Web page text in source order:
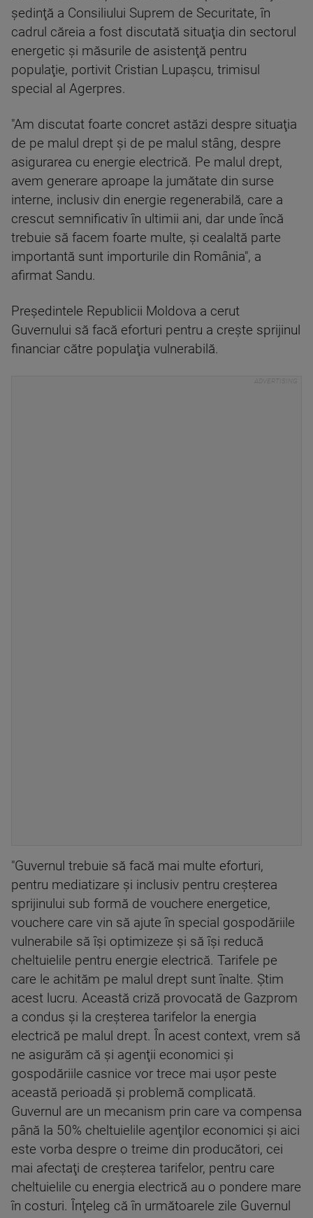
şedinţă a Consiliului Suprem de Securitate, în
cadrul căreia a fost discutată situaţia din sectorul
energetic şi măsurile de asistenţă pentru
populaţie, portivit Cristian Lupaşcu, trimisul
special al Agerpres.
"Am discutat foarte concret astăzi despre situaţia
de pe malul drept şi de pe malul stâng, despre
asigurarea cu energie electrică. Pe malul drept,
avem generare aproape la jumătate din surse
interne, inclusiv din energie regenerabilă, care a
crescut semnificativ în ultimii ani, dar unde încă
trebuie să facem foarte multe, şi cealaltă parte
importantă sunt importurile din România", a
afirmat Sandu.
Preşedintele Republicii Moldova a cerut
Guvernului să facă eforturi pentru a creşte sprijinul
financiar către populaţia vulnerabilă.
"Guvernul trebuie să facă mai multe eforturi,
pentru mediatizare şi inclusiv pentru creşterea
sprijinului sub formă de vouchere energetice,
vouchere care vin să ajute în special gospodăriile
vulnerabile să îşi optimizeze şi să îşi reducă
cheltuielile pentru energie electrică. Tarifele pe
care le achităm pe malul drept sunt înalte. Ştim
acest lucru. Această criză provocată de Gazprom
a condus şi la creşterea tarifelor la energia
electrică pe malul drept. În acest context, vrem să
ne asigurăm că şi agenţii economici şi
gospodăriile casnice vor trece mai uşor peste
această perioadă şi problemă complicată.
Guvernul are un mecanism prin care va compensa
până la 50% cheltuielile agenţilor economici şi aici
este vorba despre o treime din producători, cei
mai afectaţi de creşterea tarifelor, pentru care
cheltuielile cu energia electrică au o pondere mare
în costuri. Înţeleg că în următoarele zile Guvernul